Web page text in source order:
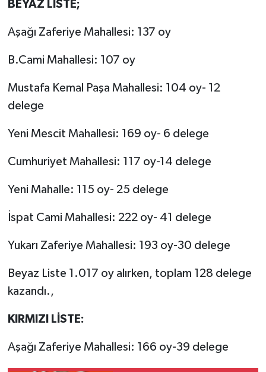
BEYAZ LİSTE;
Aşağı Zaferiye Mahallesi: 137 oy
B.Cami Mahallesi: 107 oy
Mustafa Kemal Paşa Mahallesi: 104 oy- 12
delege
Yeni Mescit Mahallesi: 169 oy- 6 delege
Cumhuriyet Mahallesi: 117 oy-14 delege
Yeni Mahalle: 115 oy- 25 delege
İspat Cami Mahallesi: 222 oy- 41 delege
Yukarı Zaferiye Mahallesi: 193 oy-30 delege
Beyaz Liste 1.017 oy alırken, toplam 128 delege
kazandı.,
KIRMIZI LİSTE:
Aşağı Zaferiye Mahallesi: 166 oy-39 delege